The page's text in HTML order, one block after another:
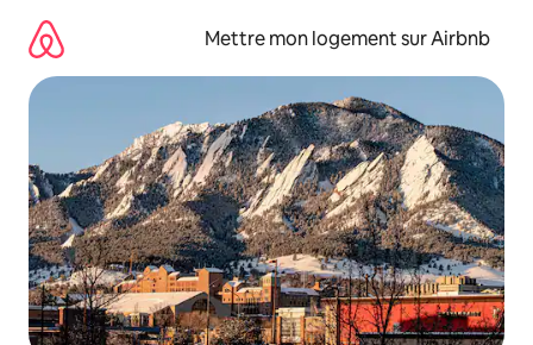
directement
contenu
Mettre mon logement sur Airbnb